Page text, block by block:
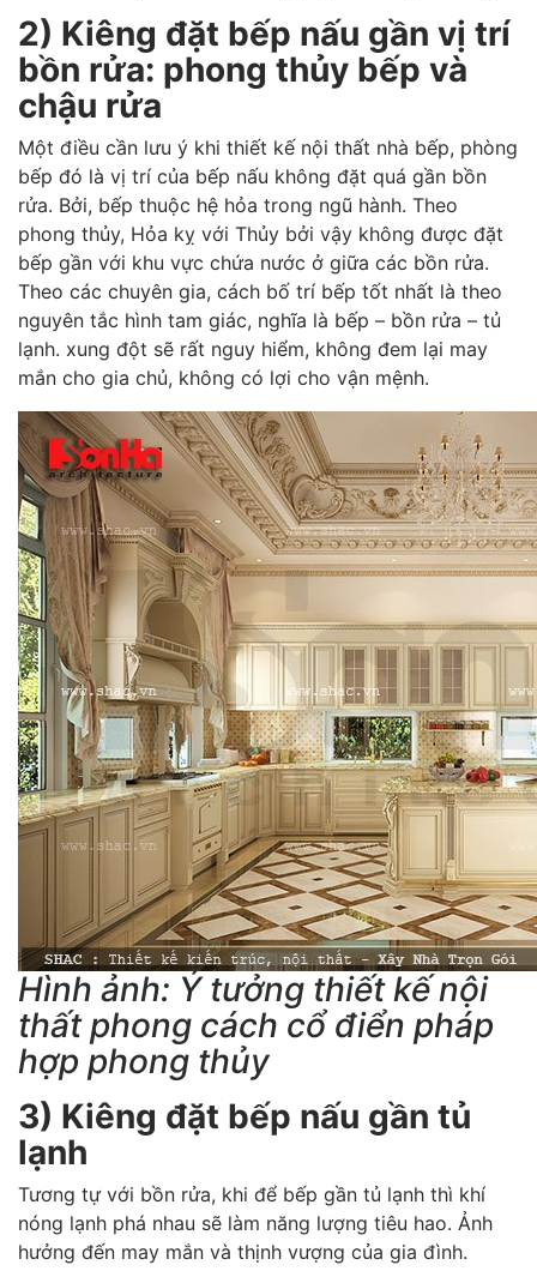
2) Kiêng đặt bếp nấu gần vị trí
bồn rửa: phong thủy bếp và
chậu rửa
Một điều cần lưu ý khi thiết kế nội thất nhà bếp, phòng
bếp đó là vị trí của bếp nấu không đặt quá gần bồn
rửa. Bởi, bếp thuộc hệ hỏa trong ngũ hành. Theo
phong thủy, Hỏa kỵ với Thủy bởi vậy không được đặt
bếp gần với khu vực chứa nước ở giữa các bồn rửa.
Theo các chuyên gia, cách bố trí bếp tốt nhất là theo
nguyên tắc hình tam giác, nghĩa là bếp – bồn rửa – tủ
lạnh. xung đột sẽ rất nguy hiểm, không đem lại may
mắn cho gia chủ, không có lợi cho vận mệnh.
Hình ảnh: Ý tưởng thiết kế nội
thất phong cách cổ điển pháp
hợp phong thủy
3) Kiêng đặt bếp nấu gần tủ
lạnh
Tương tự với bồn rửa, khi để bếp gần tủ lạnh thì khí
nóng lạnh phá nhau sẽ làm năng lượng tiêu hao. Ảnh
hưởng đến may mắn và thịnh vượng của gia đình.